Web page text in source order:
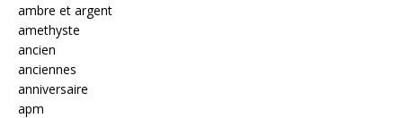
ambre et argent
amethyste
ancien
anciennes
anniversaire
apm